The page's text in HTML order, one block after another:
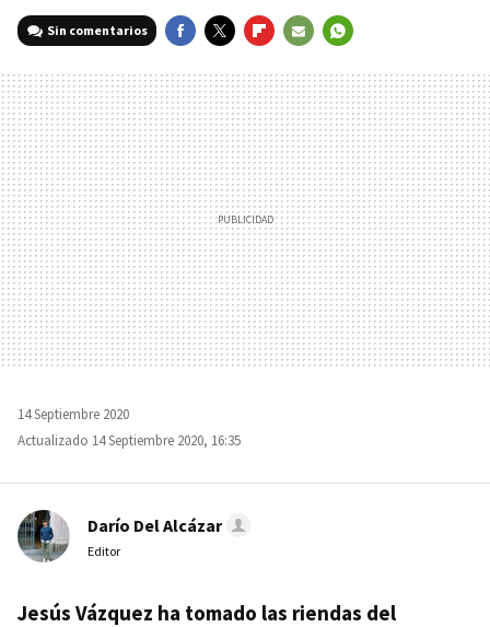
Sin comentarios
MAIL
14 Septiembre 2020
Actualizado 14 Septiembre 2020, 16:35
Darío Del Alcázar
Editor
Jesús Vázquez ha tomado las riendas del